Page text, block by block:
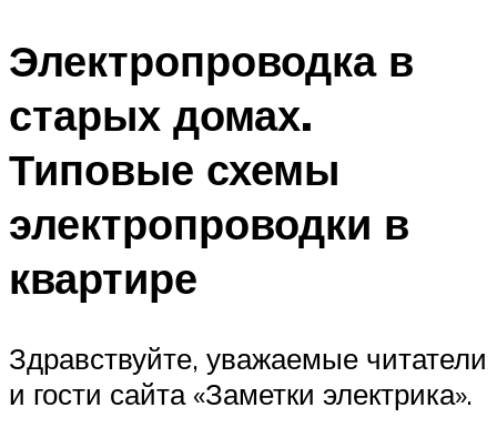
Электропроводка в
старых домах.
Типовые схемы
электропроводки в
квартире
Здравствуйте, уважаемые читатели
и гости сайта «Заметки электрика».